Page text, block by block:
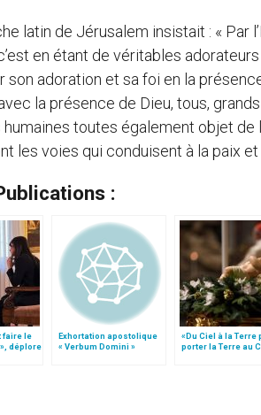
latin de Jérusalem insistait : « Par
en étant de véritables
son adoration et sa foi en la
la présence de Dieu, tous,
toutes également objet de
les voies qui conduisent à la paix et
:
faire le
déplore
Exhortation apostolique
« Verbum Domini »
«Du Ciel à la Terre
porter la Terre au